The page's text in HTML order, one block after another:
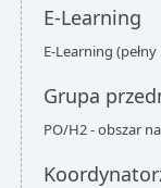
E-Learning
E-Learning
Grupa
PO/H2 - obszar